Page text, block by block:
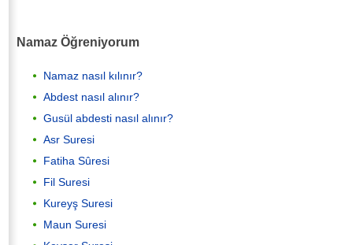
Namaz Öğreniyorum
Namaz nasıl kılınır?
Abdest nasıl alınır?
Gusül abdesti nasıl alınır?
Asr Suresi
Fatiha Sûresi
Fil Suresi
Kureyş Suresi
Maun Suresi